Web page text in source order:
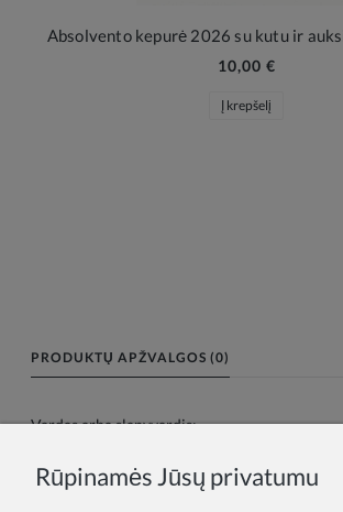
Absolvento kepurė 2026 su kutu ir
10,00 €
Į krepšelį
PRODUKTŲ APŽVALGOS (0)
Vardas arba slapyvardis:
Rūpinamės Jūsų privatumu